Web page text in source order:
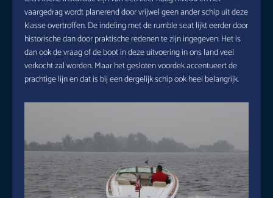
vaargedrag wordt planerend door vrijwel geen ander schip uit deze
klasse overtroffen. De indeling met de rumble seat lijkt eerder door
historische dan door praktische redenen te zijn ingegeven. Het is
dan ook de vraag of de boot in deze uitvoering in ons land veel
verkocht zal worden. Maar het gesloten voordek accentueert de
prachtige lijn en dat is bij een dergelijk schip ook heel belangrijk.